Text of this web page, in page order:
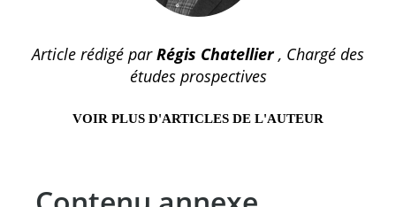
Article rédigé parRégis Chatellier, Chargé des
études prospectives
VOIR PLUS D'ARTICLES DE L'AUTEUR